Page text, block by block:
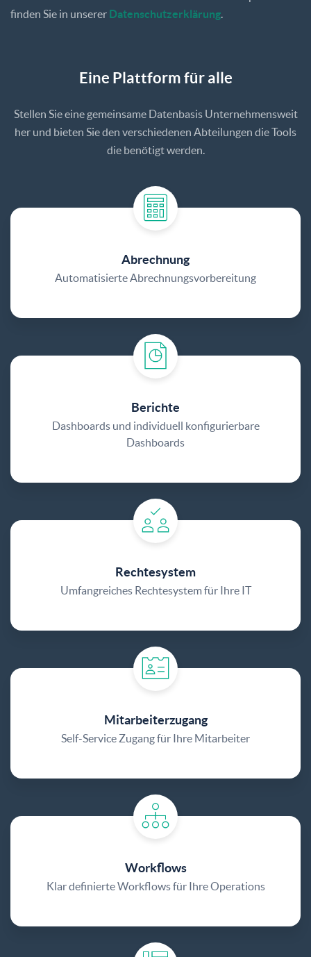
finden Sie in unserer Datenschutzerklärung
Eine​ ​Plattform​ ​für​ ​alle
Stellen Sie eine gemeinsame Datenbasis Unternehmensweit
her und bieten Sie den verschiedenen Abteilungen die Tools
die benötigt werden.
Abrechnung
Automatisierte Abrechnungsvorbereitung
Berichte
Dashboards und individuell konfigurierbare
Dashboards
Rechtesystem
Umfangreiches Rechtesystem für Ihre IT
Mitarbeiterzugang
Self-Service Zugang für Ihre Mitarbeiter
Workflows
Klar definierte Workflows für Ihre Operations